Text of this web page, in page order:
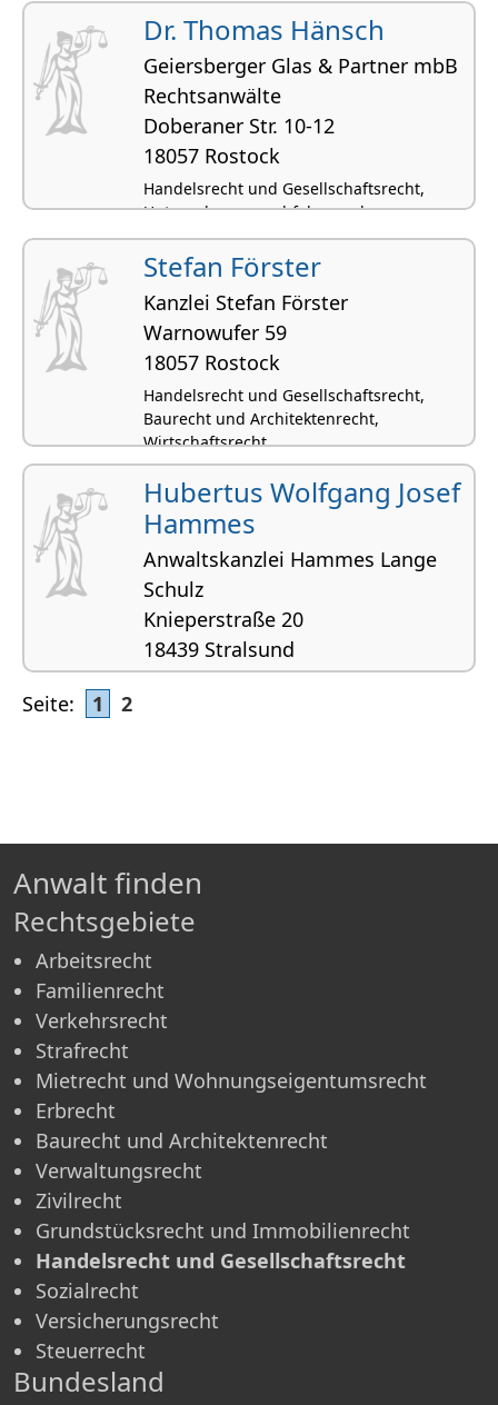
Dr. Thomas Hänsch
Geiersberger Glas & Partner mbB
Rechtsanwälte
Doberaner Str. 10-12
18057 Rostock
Handelsrecht und Gesellschaftsrecht,
Unternehmensnachfolge und
Betriebsnachfolge, Wirtschaftsrecht
Stefan Förster
Kanzlei Stefan Förster
Warnowufer 59
18057 Rostock
Handelsrecht und Gesellschaftsrecht,
Baurecht und Architektenrecht,
Wirtschaftsrecht
Hubertus Wolfgang Josef
Hammes
Anwaltskanzlei Hammes Lange
Schulz
Knieperstraße 20
18439 Stralsund
Seite: 1 2
Anwalt finden
Rechtsgebiete
Arbeitsrecht
Familienrecht
Verkehrsrecht
Strafrecht
Mietrecht und Wohnungseigentumsrecht
Erbrecht
Baurecht und Architektenrecht
Verwaltungsrecht
Zivilrecht
Grundstücksrecht und Immobilienrecht
Handelsrecht und Gesellschaftsrecht
Sozialrecht
Versicherungsrecht
Steuerrecht
Bundesland